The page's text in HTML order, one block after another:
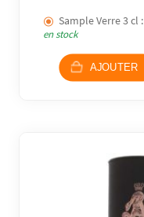
Sample Verre 3 cl :
en stock
AJOUTER